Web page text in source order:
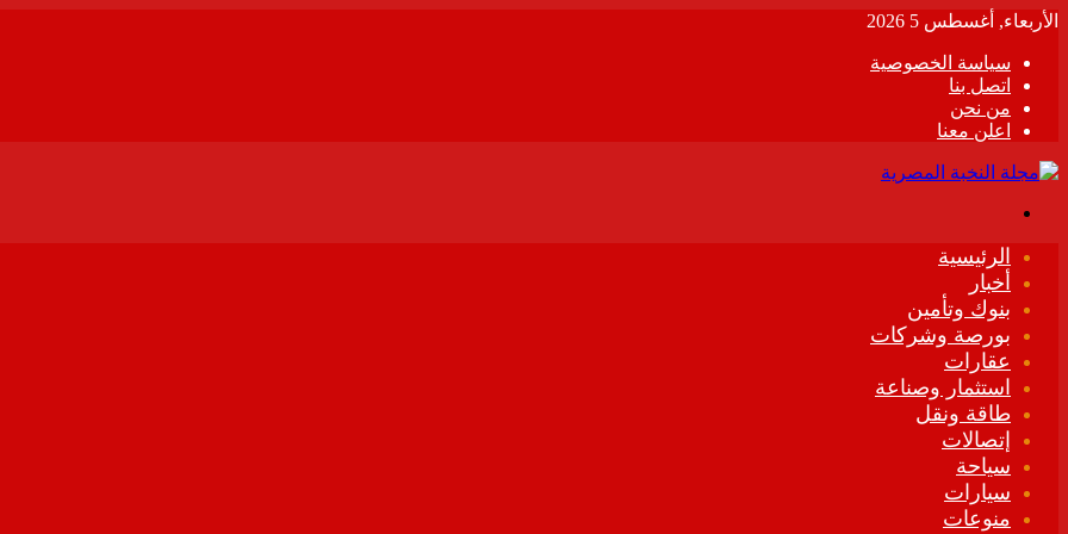
الأربعاء, أغسطس 5 2026
سياسة الخصوصية
اتصل بنا
من نحن
اعلن معنا
الرئيسية
أخبار
بنوك وتأمين
بورصة وشركات
عقارات
استثمار وصناعة
طاقة ونقل
إتصالات
سياحة
سيارات
منوعات